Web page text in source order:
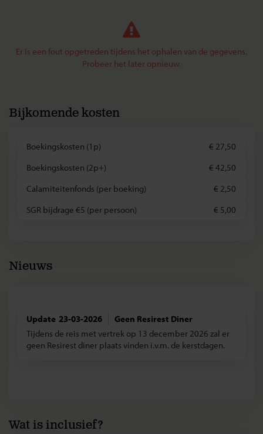
Er is een fout opgetreden tijdens het ophalen van de gegevens.
Probeer het later opnieuw.
Bijkomende kosten
Boekingskosten (1p)
€ 27,50
Boekingskosten (2p+)
€ 42,50
Calamiteitenfonds (per boeking)
€ 2,50
SGR bijdrage €5 (per persoon)
€ 5,00
Nieuws
23-03-2026
Geen Resirest Diner
Tijdens de reis met vertrek op 13 december 2026 zal er
geen Resirest diner plaats vinden i.v.m. de kerstdagen.
Wat is inclusief?